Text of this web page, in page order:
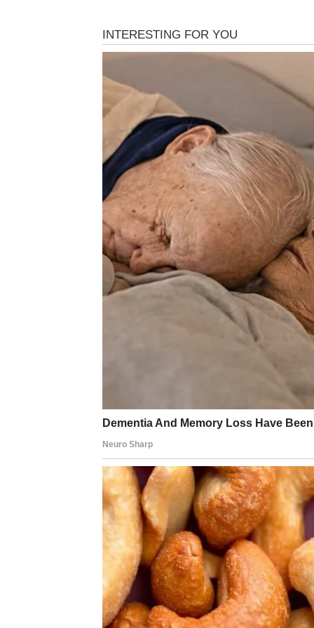
Ovnovima dolazi vijest koja vraća
zastoju konačno pokazuje konkretne
Moguća je dodatna zarada ili prilika koja
BIK
Bikovi ulaze u mnogo stabilniju
iza vas.
Zvijezde pokazuju mogućnost priliva
Osjetićete veliko olakšanje.
BLIZANCI
Blizanci će dobiti zanimljivu poslovnu
Posebno su naglašeni poslovi povezani
RAK
Rakovima finansijska situacija postaje
povoljan razvoj.
Moguć je povrat novca, uspješan dogovor
planiranje budućnosti.
LAV
Lavovima dolazi nagrada za trud koji su